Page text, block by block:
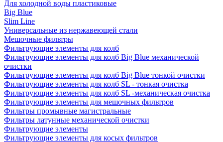
Для холодной воды пластиковые
Big Blue
Slim Line
Универсальные из нержавеющей стали
Мешочные фильтры
Фильтрующие элементы для колб
Фильтрующие элементы для колб Big Blue механической
очистки
Фильтрующие элементы для колб Big Blue тонкой очистки
Фильтрующие элементы для колб SL - тонкая очистка
Фильтрующие элементы для колб SL -механическая очистка
Фильтрующие элементы для мешочных фильтров
Фильтры промывные магистральные
Фильтры латунные механической очистки
Фильтрующие элементы
Фильтрующие элементы для косых фильтров